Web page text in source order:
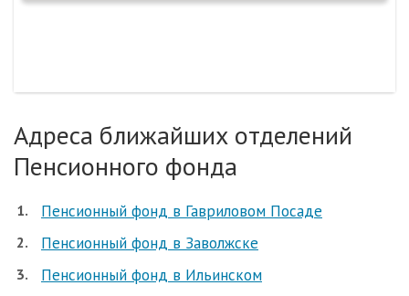
Адреса ближайших отделений
Пенсионного фонда
Пенсионный фонд в Гавриловом Посаде
Пенсионный фонд в Заволжске
Пенсионный фонд в Ильинском